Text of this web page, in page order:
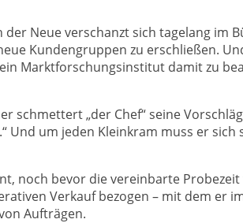
Neue verschanzt sich tagelang im
Kundengruppen zu erschließen.
Marktforschungsinstitut damit zu
„der Chef“ seine
Und um jeden Kleinkram muss er
noch bevor die vereinbarte
Verkauf bezogen – mit dem er
Aufträgen.